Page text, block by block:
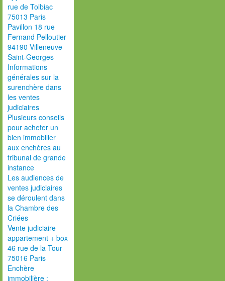
rue de Tolbiac
75013 Paris
Pavillon 18 rue
Fernand Pelloutier
94190 Villeneuve-
Saint-Georges
Informations
générales sur la
surenchère dans
les ventes
judiciaires
Plusieurs conseils
pour acheter un
bien immobilier
aux enchères au
tribunal de grande
instance
Les audiences de
ventes judiciaires
se déroulent dans
la Chambre des
Criées
Vente judiciaire
appartement + box
46 rue de la Tour
75016 Paris
Enchère
immobilière :